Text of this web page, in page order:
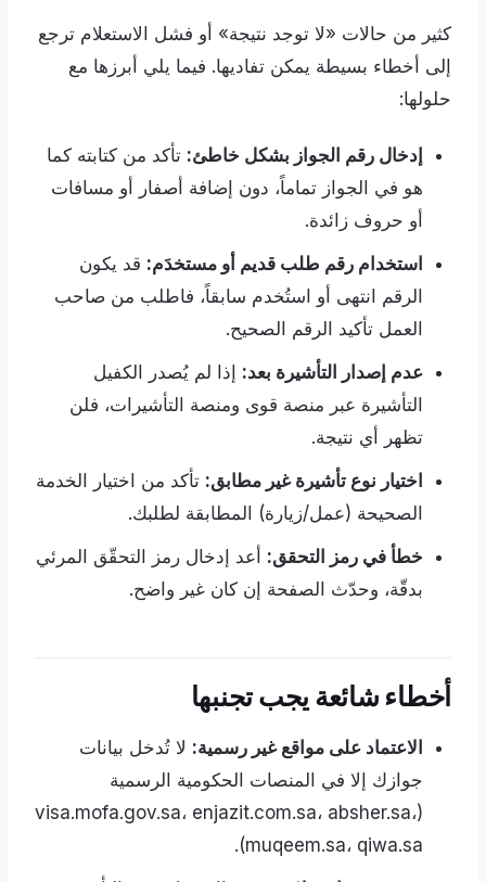
كثير من حالات «لا توجد نتيجة» أو فشل الاستعلام ترجع
إلى أخطاء بسيطة يمكن تفاديها. فيما يلي أبرزها مع
حلولها:
إدخال رقم الجواز بشكل خاطئ: تأكد من كتابته كما
هو في الجواز تماماً، دون إضافة أصفار أو مسافات
أو حروف زائدة.
استخدام رقم طلب قديم أو مستخدَم: قد يكون
الرقم انتهى أو استُخدم سابقاً، فاطلب من صاحب
العمل تأكيد الرقم الصحيح.
عدم إصدار التأشيرة بعد: إذا لم يُصدر الكفيل
التأشيرة عبر منصة قوى ومنصة التأشيرات، فلن
تظهر أي نتيجة.
اختيار نوع تأشيرة غير مطابق: تأكد من اختيار الخدمة
الصحيحة (عمل/زيارة) المطابقة لطلبك.
خطأ في رمز التحقق: أعد إدخال رمز التحقّق المرئي
بدقّة، وحدّث الصفحة إن كان غير واضح.
أخطاء شائعة يجب تجنبها
الاعتماد على مواقع غير رسمية: لا تُدخل بيانات
جوازك إلا في المنصات الحكومية الرسمية
(visa.mofa.gov.sa، enjazit.com.sa، absher.sa،
muqeem.sa، qiwa.sa).